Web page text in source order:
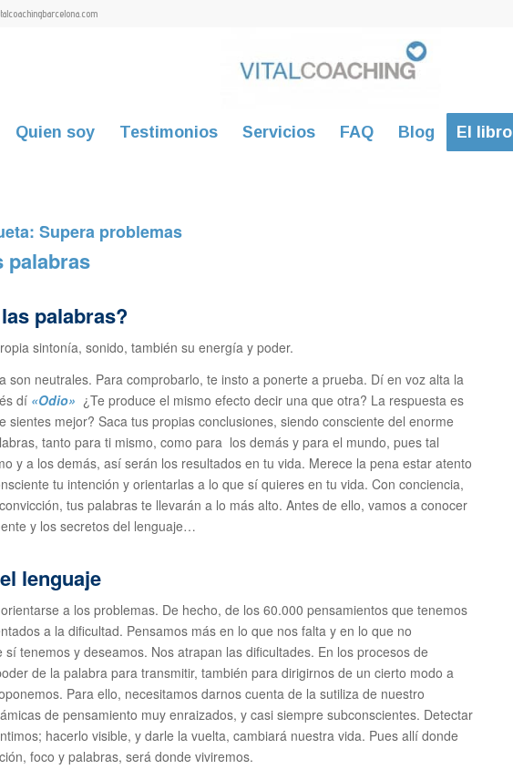
Quien soy Testimonios Servicios FAQ Blog El libro
Supera problemas
palabras
palabras?
sintonía, sonido, también su energía y poder.
son neutrales. Para comprobarlo, te insto a ponerte a prueba. Dí en voz alta la
dí «Odio» ¿Te produce el mismo efecto decir una que otra? La respuesta es
sientes mejor? Saca tus propias conclusiones, siendo consciente del enorme
tanto para ti mismo, como para los demás y para el mundo, pues tal
y a los demás, así serán los resultados en tu vida. Merece la pena estar atento
tu intención y orientarlas a lo que sí quieres en tu vida. Con conciencia,
tus palabras te llevarán a lo más alto. Antes de ello, vamos a conocer
y los secretos del lenguaje…
lenguaje
a los problemas. De hecho, de los 60.000 pensamientos que tenemos
a la dificultad. Pensamos más en lo que nos falta y en lo que no
tenemos y deseamos. Nos atrapan las dificultades. En los procesos de
de la palabra para transmitir, también para dirigirnos de un cierto modo a
Para ello, necesitamos darnos cuenta de la sutiliza de nuestro
de pensamiento muy enraizados, y casi siempre subconscientes. Detectar
hacerlo visible, y darle la vuelta, cambiará nuestra vida. Pues allí donde
foco y palabras, será donde viviremos.